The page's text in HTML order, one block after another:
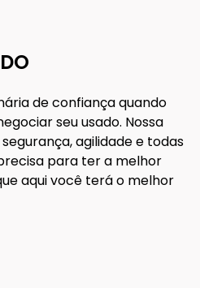
de confiança quando
seu usado. Nossa
agilidade e todas
para ter a melhor
aqui você terá o melhor